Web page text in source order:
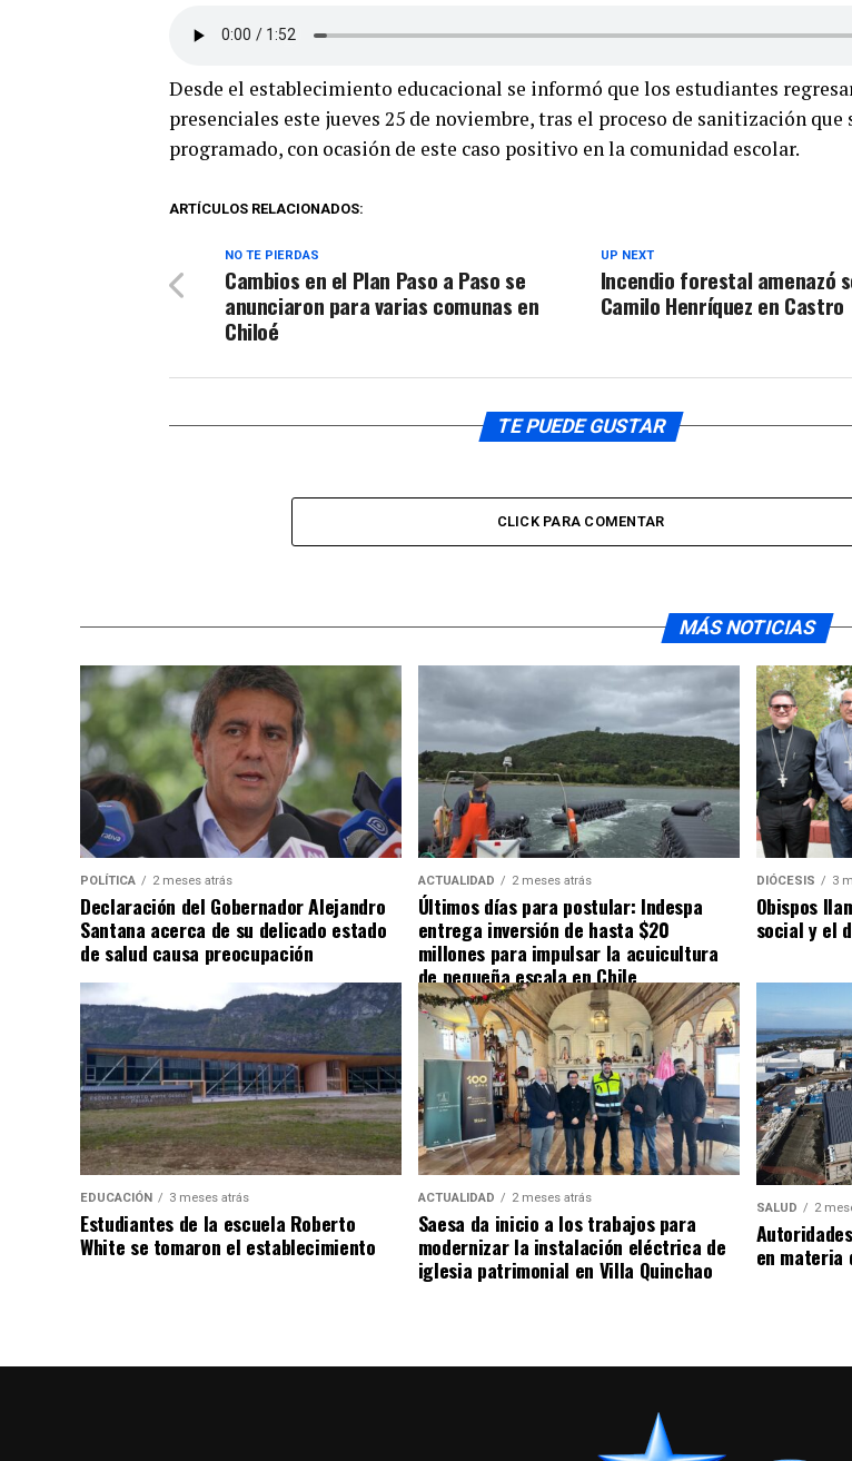
Desde el establecimiento educacional se informó que los estudiantes
presenciales este jueves 25 de noviembre, tras el proceso de sanitización que
programado, con ocasión de este caso positivo en la comunidad escolar.
ARTÍCULOS RELACIONADOS:
UP NEXT
Incendio forestal amenazó
Camilo Henríquez en Castro
NO TE PIERDAS
Cambios en el Plan Paso a Paso se
anunciaron para varias comunas en
Chiloé
TE PUEDE GUSTAR
CLICK PARA COMENTAR
MÁS NOTICIAS
POLÍTICA 2 meses atrás
Declaración del Gobernador Alejandro
Santana acerca de su delicado estado
de salud causa preocupación
ACTUALIDAD 2 meses atrás
Últimos días para postular: Indespa
entrega inversión de hasta $20
millones para impulsar la acuicultura
de pequeña escala en Chile
DIÓCESIS 3
Obispos
social y el
EDUCACIÓN 3 meses atrás
Estudiantes de la escuela Roberto
White se tomaron el establecimiento
ACTUALIDAD 2 meses atrás
Saesa da inicio a los trabajos para
modernizar la instalación eléctrica de
iglesia patrimonial en Villa Quinchao
SALUD 2
en materia